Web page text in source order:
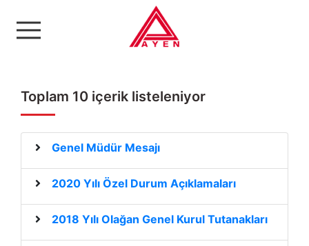
Ayen Enerji A.Ş
Toplam 10 içerik listeleniyor
Genel Müdür Mesajı
2020 Yılı Özel Durum Açıklamaları
2018 Yılı Olağan Genel Kurul Tutanakları